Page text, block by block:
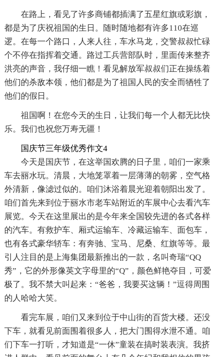
在路上，看见了许多商铺都插满了五星红旗或彩旗，
都是为了庆祝祖国的生日。随时随地都有许多110在巡
逻。在每一个路口，人来人往，车水马龙，交警叔叔忙碌
个不停在指挥着交通。路过工兵营部队时，里面传来整齐
洪亮的声音，我仔细一瞧！看见解放军叔叔们正在操练着
他们的杀敌本领，他们都是为了祖国人民的安全而牺牲了
他们的假日。
祖国啊！在您今天的生日，让我们每一个人都无比快
乐。我们也祝您万寿无疆！
国庆节三年级优秀作文4
今天是国庆节，在这举国欢腾的日子里，咱们一家乘
车去丽水玩。清晨，大地笼罩着一层薄薄的朝雾，空气格
外清新，像滤过似的。咱们沐浴着晨光迎着朝阳出发了。
咱们首先来到位于丽水市老车站附近的车展中心去看汽车
展览。今天在这里展出的是今年来全国较先进的各式各样
的汽车。有救护车、厢式运输车、冷藏运输车、面包车，
也有各式豪华轿车：有奔驰、宝马、尼桑、红旗等等。最
引人注目的是上海集团最新推出的一款，名叫奇瑞“QQ
秀”，它的外形像英文字母里的“Q”，颜色鲜艳夺目，可爱
极了。我不禁大叫起来：“爸爸，我要买这辆！”逗得周围
的人哈哈大笑。
看完车展，咱们又来到位于中山街的百货大楼。还没
下车，就看见前面围着很多人，把大门围得水泄不通。咱
们下车一打听，才知道是“一休”童装在搞时装表演。我挤